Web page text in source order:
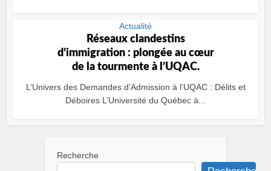
Actualité
Réseaux clandestins
d’immigration : plongée au cœur
de la tourmente à l’UQAC.
L’Univers des Demandes d’Admission à l’UQAC : Délits et
Déboires L’Université du Québec à...
Recherche